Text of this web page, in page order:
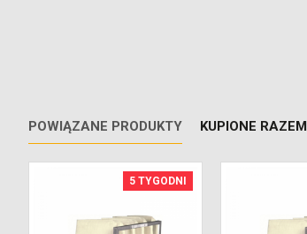
POWIĄZANE PRODUKTY KUPIONE RAZEM
5 TYGODNI